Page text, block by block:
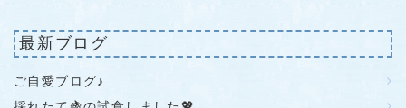
最新ブログ
ご自愛ブログ♪